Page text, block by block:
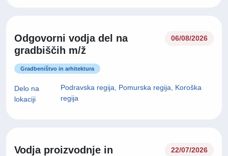
Odgovorni vodja del na
gradbiščih m/ž
06/08/2026
Gradbeništvo in arhitektura
Delo na
lokaciji
Podravska regija, Pomurska regija, Koroška
regija
Vodja proizvodnje in
22/07/2026